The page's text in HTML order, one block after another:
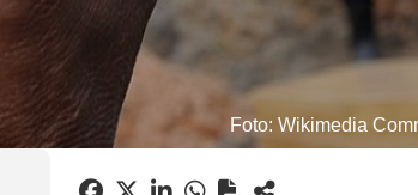
Foto: Wikimedia